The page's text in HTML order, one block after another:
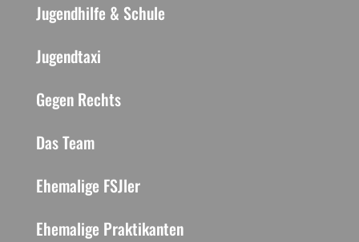
Jugendhilfe & Schule
Jugendtaxi
Gegen Rechts
Das Team
Ehemalige FSJler
Ehemalige Praktikanten